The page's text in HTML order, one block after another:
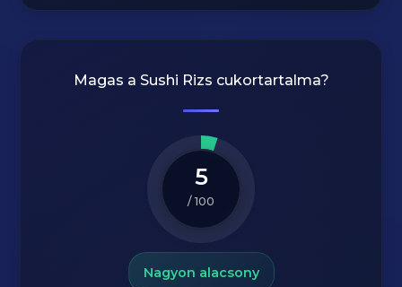
Magas a Sushi Rizs cukortartalma?
5
/ 100
Nagyon alacsony